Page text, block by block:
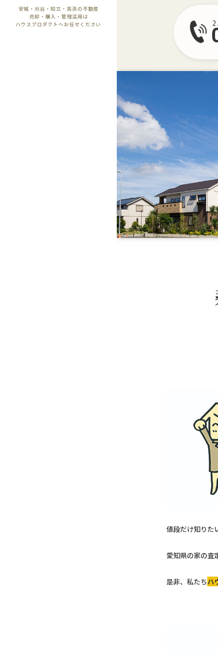
安城・刈谷・知立・高浜の不動産
売却・購入・管理活用は
ハウスプロダクトへお任せください
値段だけ知りた
愛知県の家の査
是非、私たちハ